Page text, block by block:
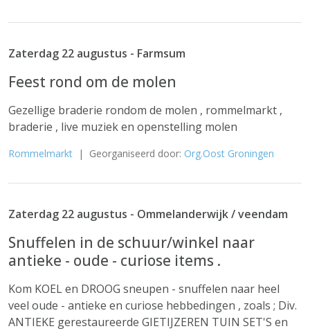
Zaterdag 22 augustus - Farmsum
Feest rond om de molen
Gezellige braderie rondom de molen , rommelmarkt ,
braderie , live muziek en openstelling molen
Rommelmarkt | Georganiseerd door: Org.Oost Groningen
Zaterdag 22 augustus - Ommelanderwijk / veendam
Snuffelen in de schuur/winkel naar
antieke - oude - curiose items .
Kom KOEL en DROOG sneupen - snuffelen naar heel
veel oude - antieke en curiose hebbedingen , zoals ; Div.
ANTIEKE gerestaureerde GIETIJZEREN TUIN SET'S en